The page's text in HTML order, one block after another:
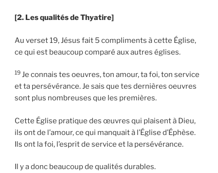
[2. Les qualités de Thyatire]
Au verset 19, Jésus fait 5 compliments à cette Église,
ce qui est beaucoup comparé aux autres églises.
19 Je connais tes oeuvres, ton amour, ta foi, ton service
et ta persévérance. Je sais que tes dernières oeuvres
sont plus nombreuses que les premières.
Cette Église pratique des œuvres qui plaisent à Dieu,
ils ont de l’amour, ce qui manquait à l’Église d’Éphèse.
Ils ont la foi, l’esprit de service et la persévérance.
Il y a donc beaucoup de qualités durables.